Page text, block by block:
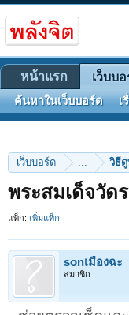
เว็บบอร์ด ... วิธีดู
พระสมเด็จวัด
แท็ก: เพิ่มแท็ก
sonเมืองฉะ
สมาชิก
หน้าแรก เว็บบ
ค้นหาในเว็บบอร์ด เ